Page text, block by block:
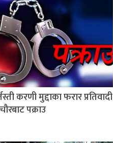
करणी मुद्दाका फरार प्रतिवादी
पक्राउ